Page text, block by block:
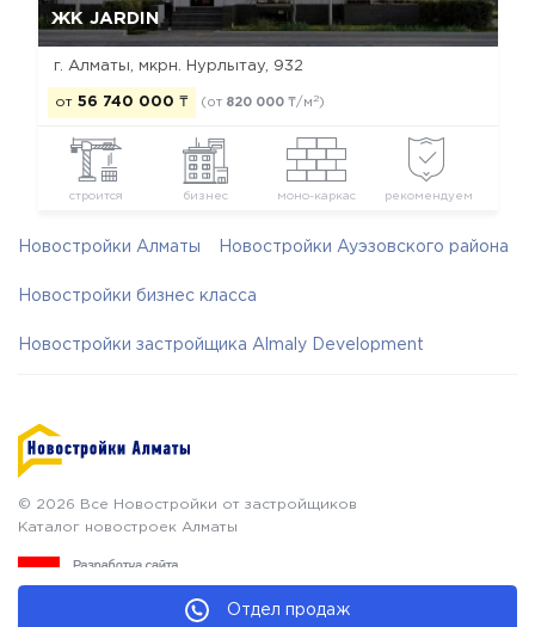
Отдел продаж
ЖК JARDIN
г. Алматы, мкрн. Нурлытау, 932
от 56 740 000 ₸ (от 820 000 ₸/м 2)
строится бизнес моно-каркас рекомендуем
Новостройки Алматы Новостройки Ауэзовского района
Новостройки бизнес класса
Новостройки застройщика Almaly Development
© 2026 Все Новостройки от застройщиков
Каталог новостроек Алматы